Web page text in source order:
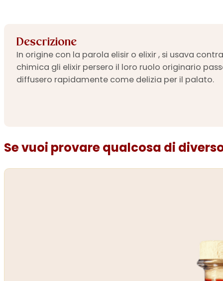
Descrizione
In origine con la parola elisir o elixir , si usava
chimica gli elixir persero il loro ruolo originario
diffusero rapidamente come delizia per il palato.
Se vuoi provare qualcosa di